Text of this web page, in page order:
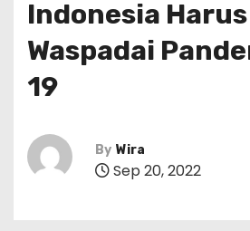
Indonesia
Waspadai
19
By Wira
Sep 20, 2022